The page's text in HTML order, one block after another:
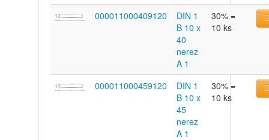
000011000409120
DIN 1
B 10 x
40
nerez
A 1
30% =
10 ks
000011000459120
DIN 1
B 10 x
45
nerez
A 1
30% =
10 ks